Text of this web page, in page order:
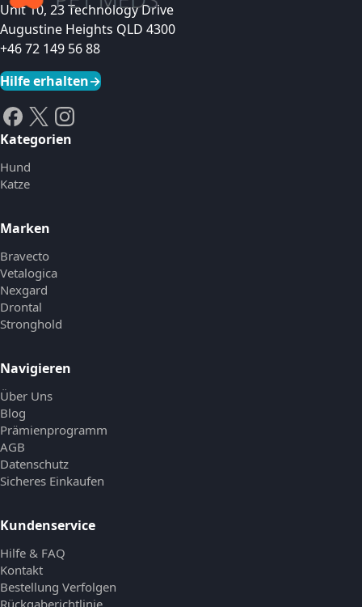
Unit 10, 23 Technology Drive
Augustine Heights QLD 4300
+46 72 149 56 88
Hilfe erhalten→
Kategorien
Hund
Katze
Marken
Bravecto
Vetalogica
Nexgard
Drontal
Stronghold
Navigieren
Über Uns
Blog
Prämienprogramm
AGB
Datenschutz
Sicheres Einkaufen
Kundenservice
Hilfe & FAQ
Kontakt
Bestellung Verfolgen